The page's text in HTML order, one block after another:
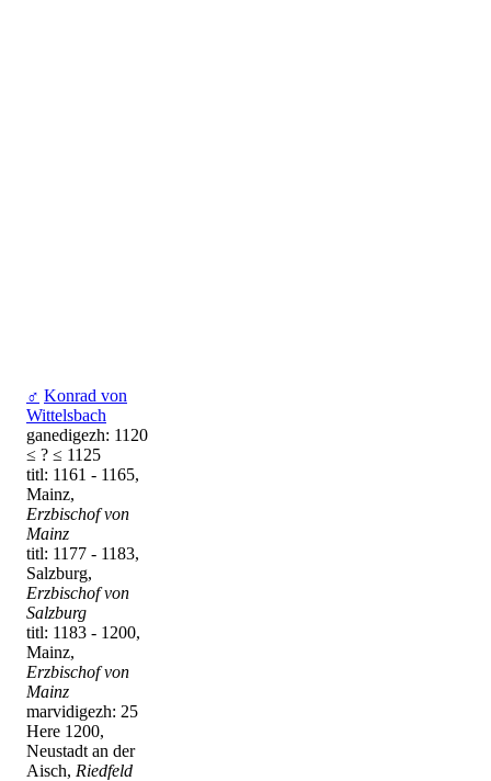
♂ Konrad von
Wittelsbach
ganedigezh: 1120
≤ ? ≤ 1125
titl: 1161 - 1165,
Mainz,
Erzbischof von
Mainz
titl: 1177 - 1183,
Salzburg,
Erzbischof von
Salzburg
titl: 1183 - 1200,
Mainz,
Erzbischof von
Mainz
marvidigezh: 25
Here 1200,
Neustadt an der
Aisch, Riedfeld